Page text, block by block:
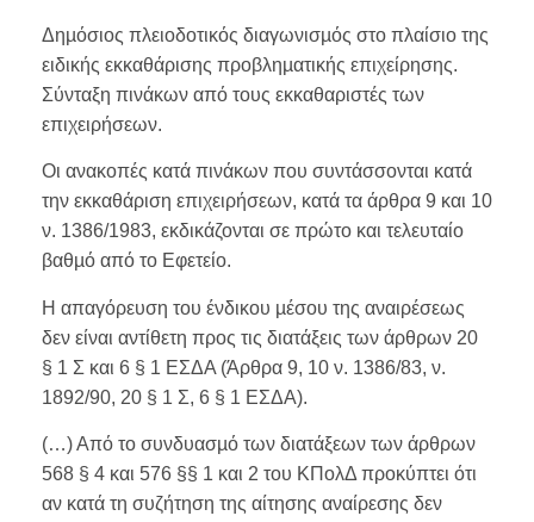
Δηµόσιος πλειοδοτικός διαγωνισµός στο πλαίσιο της
ειδικής εκκαθάρισης προβληµατικής επιχείρησης.
Σύνταξη πινάκων από τους εκκαθαριστές των
επιχειρήσεων.
Οι ανακοπές κατά πινάκων που συντάσσονται κατά
την εκκαθάριση επιχειρήσεων, κατά τα άρθρα 9 και 10
ν. 1386/1983, εκδικάζονται σε πρώτο και τελευταίο
βαθµό από το Εφετείο.
Η απαγόρευση του ένδικου µέσου της αναιρέσεως
δεν είναι αντίθετη προς τις διατάξεις των άρθρων 20
§ 1 Σ και 6 § 1 ΕΣΔΑ (Άρθρα 9, 10 ν. 1386/83, ν.
1892/90, 20 § 1 Σ, 6 § 1 ΕΣΔΑ).
(…) Από το συνδυασµό των διατάξεων των άρθρων
568 § 4 και 576 §§ 1 και 2 του ΚΠολΔ προκύπτει ότι
αν κατά τη συζήτηση της αίτησης αναίρεσης δεν